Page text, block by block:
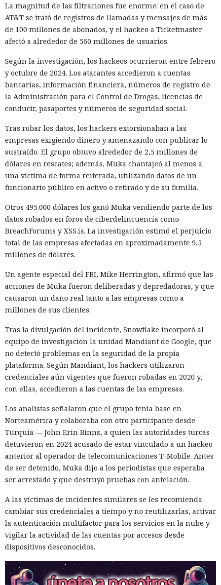
regulador no precisó si estas acciones están relacionadas
con la revisión a Palo Alto.
La presión sobre la compañía no es nueva: ya en enero se
software de más de una decena de desarrolladores
estadounidenses e israelíes de soluciones de
ciberseguridad, incluida Palo Alto Networks. Esta última,
por cierto, se especializa en protección de redes y en la
nube, y tiene oficinas en Pekín, Shanghái, Cantón,
Shenzhen y Macao.
Un escenario similar ya se desarrolló con el fabricante de
chips de memoria Micron Technology. En 2023, la
Administración del Ciberespacio de China determinó que
los productos de la compañía no superaron la revisión y
prohibió a los operadores de infraestructura crítica del país
su adquisición. Como resultado, Micron no pudo restablecer
su negocio y en otoño de 2025 suspendió por completo las
entregas de chips para servidores a los centros de datos
chinos, conservando ventas solo en los sectores automotriz
y móvil.
Así, el enfrentamiento tecnológico entre ambos países hace
tiempo que ha superado el marco de aranceles recíprocos y
restricciones a la exportación — ahora están en la mira
empresas concretas y su reputación en mercados
cada vez más en instrumentos de medidas de respuesta, y
no simplemente en participantes de la competencia de
mercado.
Era demasiado pronto para dar
por muerto a Next.js: la versión
16.3 pulveriza los récords de
rendimiento.
12:01 / 07.08.2026
Ingenieros reducen en un 90% el consumo de memoria
La magnitud de las filtraciones fue enorme: en el caso de
AT&T se trató de registros de llamadas y mensajes de más
de 100 millones de abonados, y el hackeo a Ticketmaster
afectó a alrededor de 560 millones de usuarios.
Según la investigación, los hackeos ocurrieron entre febrero
y octubre de 2024. Los atacantes accedieron a cuentas
bancarias, información financiera, números de registro de
la Administración para el Control de Drogas, licencias de
conducir, pasaportes y números de seguridad social.
Tras robar los datos, los hackers extorsionaban a las
empresas exigiendo dinero y amenazando con publicar lo
sustraído. El grupo obtuvo alrededor de 2,5 millones de
dólares en rescates; además, Muka chantajeó al menos a
una víctima de forma reiterada, utilizando datos de un
funcionario público en activo o retirado y de su familia.
Otros 495.000 dólares los ganó Muka vendiendo parte de los
datos robados en foros de ciberdelincuencia como
BreachForums y XSS.is. La investigación estimó el perjuicio
total de las empresas afectadas en aproximadamente 9,5
millones de dólares.
Un agente especial del FBI, Mike Herrington, afirmó que las
acciones de Muka fueron deliberadas y depredadoras, y que
causaron un daño real tanto a las empresas como a
millones de sus clientes.
Tras la divulgación del incidente, Snowflake incorporó al
equipo de investigación la unidad Mandiant de Google, que
no detectó problemas en la seguridad de la propia
plataforma. Según Mandiant, los hackers utilizaron
credenciales aún vigentes que fueron robadas en 2020 y,
con ellas, accedieron a las cuentas de las empresas.
Los analistas señalaron que el grupo tenía base en
Norteamérica y colaboraba con otro participante desde
Turquía — John Erin Binns, a quien las autoridades turcas
detuvieron en 2024 acusado de estar vinculado a un hackeo
anterior al operador de telecomunicaciones T-Mobile. Antes
de ser detenido, Muka dijo a los periodistas que esperaba
ser arrestado y que destruyó pruebas con antelación.
A las víctimas de incidentes similares se les recomienda
cambiar sus credenciales a tiempo y no reutilizarlas, activar
la autenticación multifactor para los servicios en la nube y
vigilar la actividad de las cuentas por accesos desde
dispositivos desconocidos.